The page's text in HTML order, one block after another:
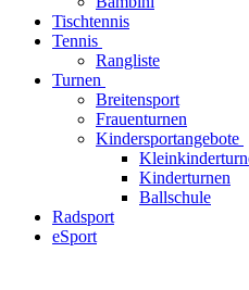
Tischtennis
Tennis
Rangliste
Turnen
Breitensport
Frauenturnen
Kindersportangebote
Kinderturnen
Ballschule
Radsport
eSport